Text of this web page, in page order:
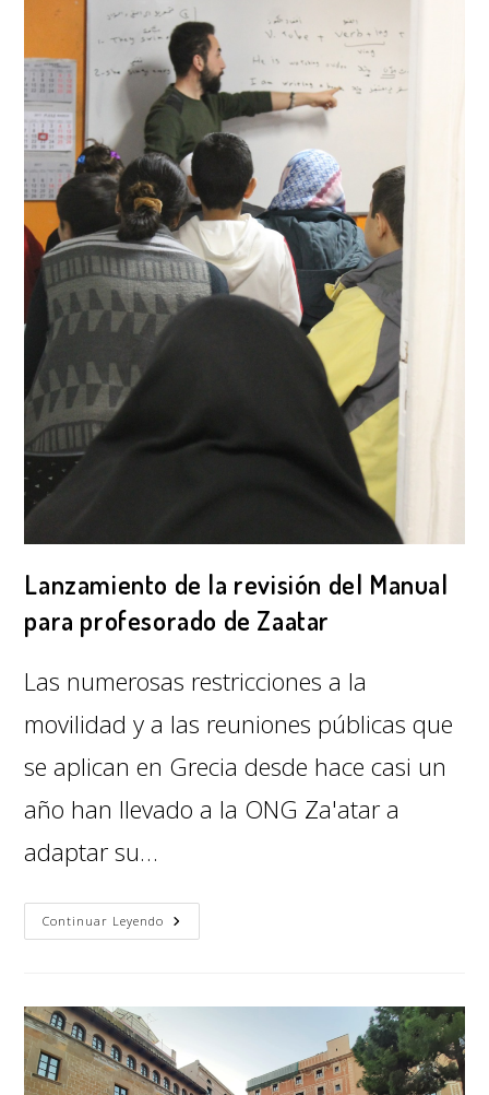
Lanzamiento de la revisión del Manual
para profesorado de Zaatar
Las numerosas restricciones a la
movilidad y a las reuniones públicas que
se aplican en Grecia desde hace casi un
año han llevado a la ONG Za'atar a
adaptar su…
Continuar Leyendo